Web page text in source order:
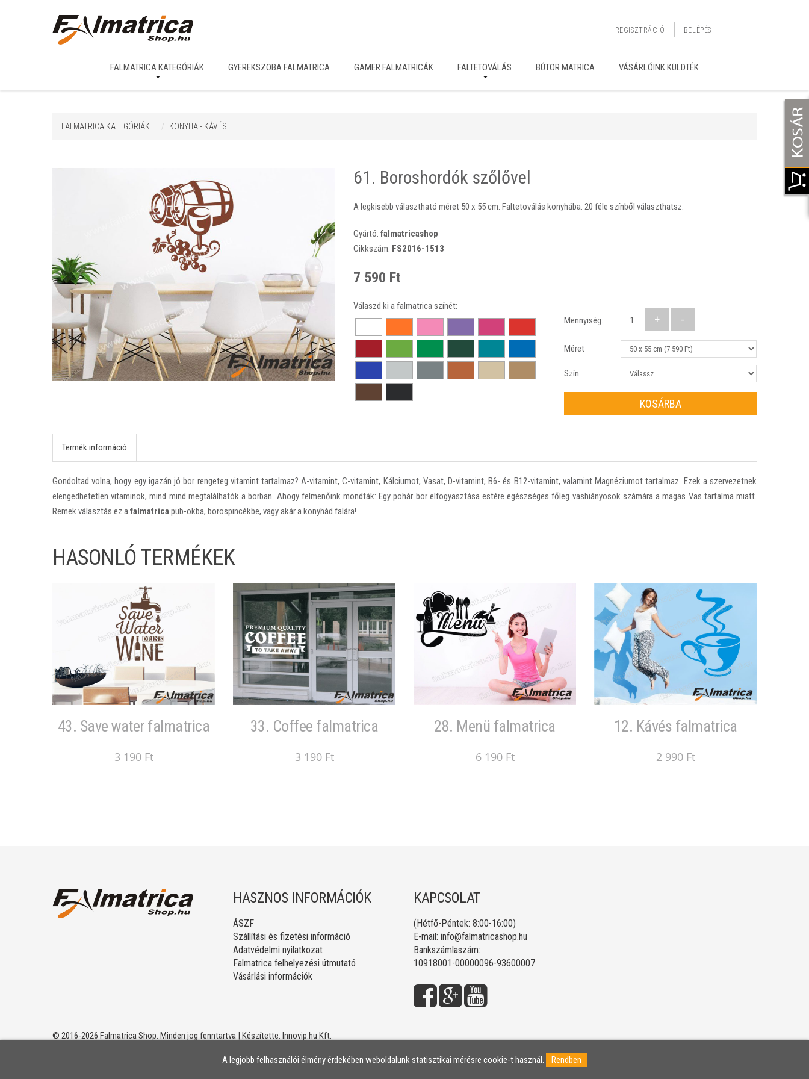
REGISZTRÁCIÓ BELÉPÉS
FALMATRICA KATEGÓRIÁK GYEREKSZOBA FALMATRICA GAMER FALMATRICÁK FALTETOVÁLÁS BÚTOR MATRICA VÁSÁRLÓINK KÜLDTÉK
FALMATRICA KATEGÓRIÁK KONYHA - KÁVÉS
61. Boroshordók szőlővel
A legkisebb választható méret 50 x 55 cm. Faltetoválás konyhába. 20 féle színből választhatsz.
Gyártó: falmatricashop
Cikkszám: FS2016-1513
7 590 Ft
Válaszd ki a falmatrica színét:
Mennyiség:
Méret
Szín
KOSÁRBA
Termék információ
Gondoltad volna, hogy egy igazán jó bor rengeteg vitamint tartalmaz? A-vitamint, C-vitamint, Kálciumot, Vasat, D-vitamint, B6- és B12-vitamint, valamint Magnéziumot tartalmaz. Ezek a szervezetnek
elengedhetetlen vitaminok, mind mind megtalálhatók a borban. Ahogy felmenőink mondták: Egy pohár bor elfogyasztása estére egészséges főleg vashiányosok számára a magas Vas tartalma miatt.
Remek választás ez afalmatricapub-okba, borospincékbe, vagy akár a konyhád falára!
HASONLÓ TERMÉKEK
43. Save water falmatrica
3 190 Ft
33. Coffee falmatrica
3 190 Ft
28. Menü falmatrica
6 190 Ft
12. Kávés falmatrica
2 990 Ft
HASZNOS INFORMÁCIÓK
ÁSZF
Szállítási és fizetési információ
Adatvédelmi nyilatkozat
Falmatrica felhelyezési útmutató
Vásárlási információk
KAPCSOLAT
(Hétfő-Péntek: 8:00-16:00)
E-mail: info@falmatricashop.hu
Bankszámlaszám:
10918001-00000096-93600007
© 2016-2026 Falmatrica Shop. Minden jog fenntartva | Készítette: Innovip.hu Kft.
A legjobb felhasználói élmény érdekében weboldalunk statisztikai mérésre cookie-t használ. Rendben